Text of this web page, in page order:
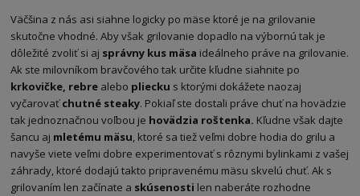
Väčšina z nás asi siahne logicky po mäse ktoré je na grilovanie
skutočne vhodné. Aby však grilovanie dopadlo na výbornú tak je
dôležité zvoliť si aj správny kus mäsa ideálneho práve na grilovanie.
Ak ste milovníkom bravčového tak určite kľudne siahnite po
krkovičke, rebre alebo pliecku s ktorými dokážete naozaj
vyčarovaťchutné steaky. Pokiaľ ste dostali práve chuť na hovädzie
tak jednoznačnou voľbou je hovädzia roštenka. Kľudne však dajte
šancu aj mletému mäsu, ktoré sa tiež veľmi dobre hodia do grilu a
navyše viete veľmi dobre experimentovať s rôznymi bylinkami z vašej
záhrady, ktoré dodajú takto pripravenému mäsu skvelú chuť. Ak s
grilovaním len začínate a skúsenosti len naberáte rozhodne